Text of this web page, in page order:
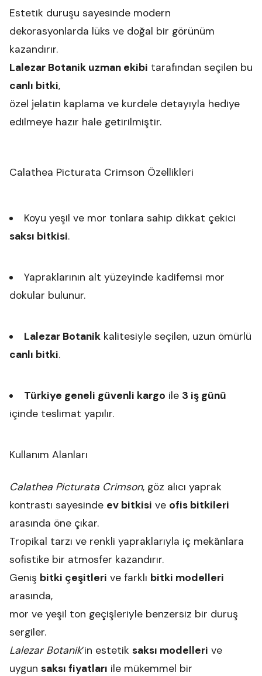
Estetik duruşu sayesinde modern
dekorasyonlarda lüks ve doğal bir görünüm
kazandırır.
Lalezar Botanik uzman ekibi tarafından seçilen bu
canlı bitki,
özel jelatin kaplama ve kurdele detayıyla hediye
edilmeye hazır hale getirilmiştir.
Calathea Picturata Crimson Özellikleri
Koyu yeşil ve mor tonlara sahip dikkat çekici
saksı bitkisi.
Yapraklarının alt yüzeyinde kadifemsi mor
dokular bulunur.
Lalezar Botanikkalitesiyle seçilen, uzun ömürlü
canlı bitki.
Türkiye geneli güvenli kargo ile 3 iş günü
içinde teslimat yapılır.
Kullanım Alanları
Calathea Picturata Crimson, göz alıcı yaprak
kontrastı sayesinde ev bitkisi ve ofis bitkileri
arasında öne çıkar.
Tropikal tarzı ve renkli yapraklarıyla iç mekânlara
sofistike bir atmosfer kazandırır.
Geniş bitki çeşitleri ve farklı bitki modelleri
arasında,
mor ve yeşil ton geçişleriyle benzersiz bir duruş
sergiler.
Lalezar Botanik’in estetik saksı modelleri ve
uygun saksı fiyatları ile mükemmel bir